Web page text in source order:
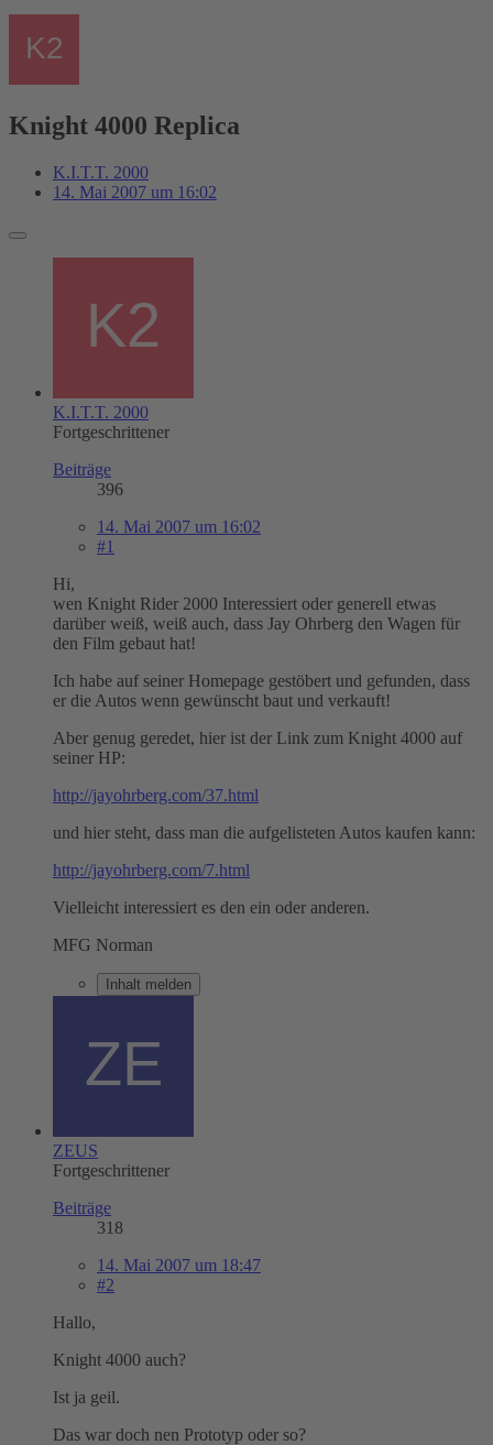
Knight 4000 Replica
K.I.T.T. 2000
14. Mai 2007 um 16:02
K.I.T.T. 2000
Fortgeschrittener
Beiträge
396
14. Mai 2007 um 16:02
#1
Hi,
wen Knight Rider 2000 Interessiert oder generell etwas
darüber weiß, weiß auch, dass Jay Ohrberg den Wagen für
den Film gebaut hat!
Ich habe auf seiner Homepage gestöbert und gefunden, dass
er die Autos wenn gewünscht baut und verkauft!
Aber genug geredet, hier ist der Link zum Knight 4000 auf
seiner HP:
http://jayohrberg.com/37.html
und hier steht, dass man die aufgelisteten Autos kaufen kann:
http://jayohrberg.com/7.html
Vielleicht interessiert es den ein oder anderen.
MFG Norman
Inhalt melden
ZEUS
Fortgeschrittener
Beiträge
318
14. Mai 2007 um 18:47
#2
Hallo,
Knight 4000 auch?
Ist ja geil.
Das war doch nen Prototyp oder so?